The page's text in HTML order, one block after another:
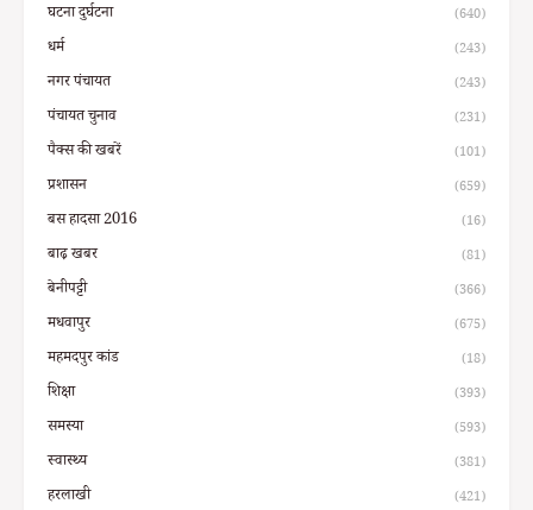
घटना दुर्घटना (640)
धर्म (243)
नगर पंचायत (243)
पंचायत चुनाव (231)
पैक्स की खबरें (101)
प्रशासन (659)
बस हादसा 2016 (16)
बाढ़ खबर (81)
बेनीपट्टी (366)
मधवापुर (675)
महमदपुर कांड (18)
शिक्षा (393)
समस्या (593)
स्वास्थ्य (381)
हरलाखी (421)